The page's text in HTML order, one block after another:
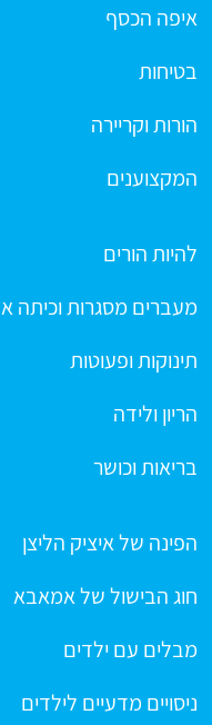
איפה הכסף
בטיחות
הורות וקריירה
המקצוענים
להיות הורים
מעברים מסגרות וכיתה א
תינוקות ופעוטות
הריון ולידה
בריאות וכושר
הפינה של איציק הליצן
חוג הבישול של אמאבא
מבלים עם ילדים
ניסויים מדעיים לילדים